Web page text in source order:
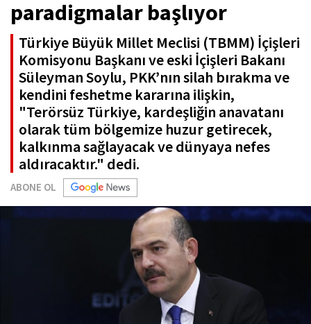
paradigmalar başlıyor
Türkiye Büyük Millet Meclisi (TBMM) İçişleri
Komisyonu Başkanı ve eski İçişleri Bakanı
Süleyman Soylu, PKK’nın silah bırakma ve
kendini feshetme kararına ilişkin,
"Terörsüz Türkiye, kardeşliğin anavatanı
olarak tüm bölgemize huzur getirecek,
kalkınma sağlayacak ve dünyaya nefes
aldıracaktır." dedi.
ABONE OL